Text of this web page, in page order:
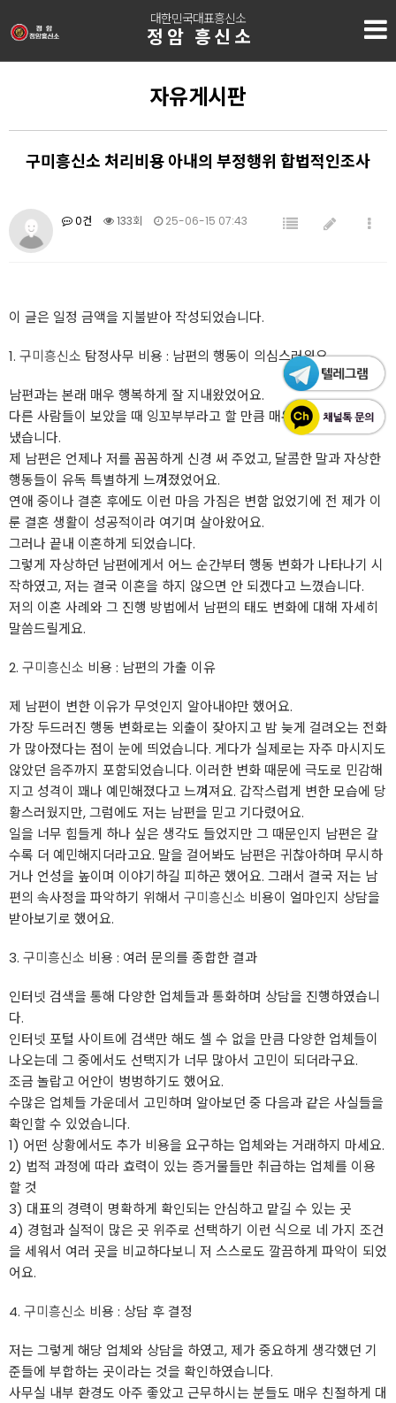
대한민국대표흥신소
정암 흥신소
자유게시판
구미흥신소 처리비용 아내의 부정행위 합법적인조사
0건 133회 25-06-15 07:43
이 글은 일정 금액을 지불받아 작성되었습니다.
1. 구미흥신소 탐정사무 비용 : 남편의 행동이 의심스러워요
남편과는 본래 매우 행복하게 잘 지내왔었어요.
다른 사람들이 보았을 때 잉꼬부부라고 할 만큼 매우 행복하게 잘 지
냈습니다.
제 남편은 언제나 저를 꼼꼼하게 신경 써 주었고, 달콤한 말과 자상한
행동들이 유독 특별하게 느껴졌었어요.
연애 중이나 결혼 후에도 이런 마음 가짐은 변함 없었기에 전 제가 이
룬 결혼 생활이 성공적이라 여기며 살아왔어요.
그러나 끝내 이혼하게 되었습니다.
그렇게 자상하던 남편에게서 어느 순간부터 행동 변화가 나타나기 시
작하였고, 저는 결국 이혼을 하지 않으면 안 되겠다고 느꼈습니다.
저의 이혼 사례와 그 진행 방법에서 남편의 태도 변화에 대해 자세히
말씀드릴게요.
2. 구미흥신소 비용 : 남편의 가출 이유
제 남편이 변한 이유가 무엇인지 알아내야만 했어요.
가장 두드러진 행동 변화로는 외출이 잦아지고 밤 늦게 걸려오는 전화
가 많아졌다는 점이 눈에 띄었습니다. 게다가 실제로는 자주 마시지도
않았던 음주까지 포함되었습니다. 이러한 변화 때문에 극도로 민감해
지고 성격이 꽤나 예민해졌다고 느껴져요. 갑작스럽게 변한 모습에 당
황스러웠지만, 그럼에도 저는 남편을 믿고 기다렸어요.
일을 너무 힘들게 하나 싶은 생각도 들었지만 그 때문인지 남편은 갈
수록 더 예민해지더라고요. 말을 걸어봐도 남편은 귀찮아하며 무시하
거나 언성을 높이며 이야기하길 피하곤 했어요. 그래서 결국 저는 남
편의 속사정을 파악하기 위해서 구미흥신소 비용이 얼마인지 상담을
받아보기로 했어요.
3. 구미흥신소 비용 : 여러 문의를 종합한 결과
인터넷 검색을 통해 다양한 업체들과 통화하며 상담을 진행하였습니
다.
인터넷 포털 사이트에 검색만 해도 셀 수 없을 만큼 다양한 업체들이
나오는데 그 중에서도 선택지가 너무 많아서 고민이 되더라구요.
조금 놀랍고 어안이 벙벙하기도 했어요.
수많은 업체들 가운데서 고민하며 알아보던 중 다음과 같은 사실들을
확인할 수 있었습니다.
1) 어떤 상황에서도 추가 비용을 요구하는 업체와는 거래하지 마세요.
2) 법적 과정에 따라 효력이 있는 증거물들만 취급하는 업체를 이용
할 것
3) 대표의 경력이 명확하게 확인되는 안심하고 맡길 수 있는 곳
4) 경험과 실적이 많은 곳 위주로 선택하기 이런 식으로 네 가지 조건
을 세워서 여러 곳을 비교하다보니 저 스스로도 깔끔하게 파악이 되었
어요.
4. 구미흥신소 비용 : 상담 후 결정
저는 그렇게 해당 업체와 상담을 하였고, 제가 중요하게 생각했던 기
준들에 부합하는 곳이라는 것을 확인하였습니다.
사무실 내부 환경도 아주 좋았고 근무하시는 분들도 매우 친절하게 대